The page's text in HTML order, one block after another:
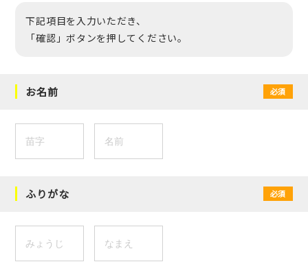
下記項目を入力いただき、
「確認」ボタンを押してください。
お名前 必須
ふりがな 必須